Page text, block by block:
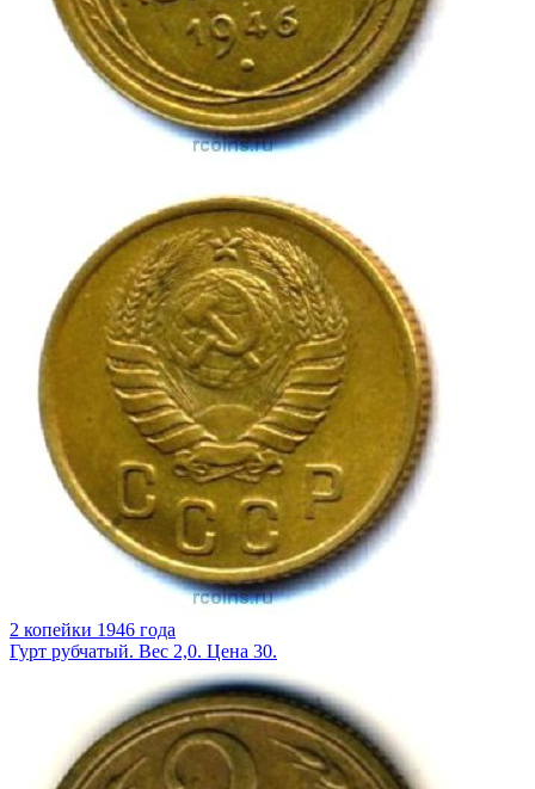
2 копейки 1946 года
Гурт рубчатый. Вес 2,0. Цена 30.